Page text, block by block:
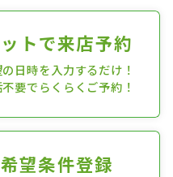
トで来店予約
日時を入力するだけ！
要でらくらくご予約！
希望条件登録